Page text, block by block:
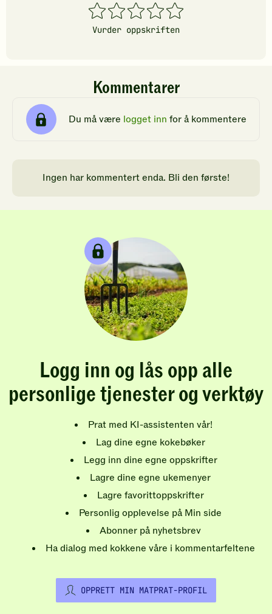
1
stjerner
2
stjerner
3
stjerner
4
stjerner
5
stjerner
Vurder oppskriften
Kommentarer
Du må være logget inn for å kommentere
Ingen har kommentert enda. Bli den første!
Logg inn og lås opp alle
personlige tjenester og verktøy
Prat med KI-assistenten vår!
Lag dine egne kokebøker
Legg inn dine egne oppskrifter
Lagre dine egne ukemenyer
Lagre favorittoppskrifter
Personlig opplevelse på Min side
Abonner på nyhetsbrev
Ha dialog med kokkene våre i kommentarfeltene
OPPRETT MIN MATPRAT-PROFIL